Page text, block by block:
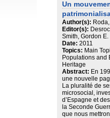
Un
Author(s):
Editor(s):
Smith, Gordon E.
Date: 2011
Topics: Main
Populations and
Heritage
Abstract: En
une nouvelle
La pluralité de
microsocial,
d’Espagne et
la Seconde
que nous